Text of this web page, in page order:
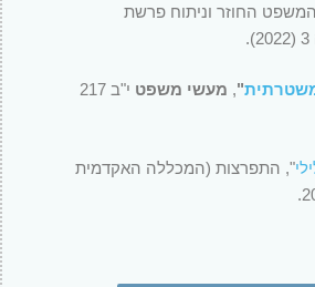
החוזר וניתוח פרשת
"
, מעשי משפט
י"ב 217
", התפרצות (המכללה האקדמית